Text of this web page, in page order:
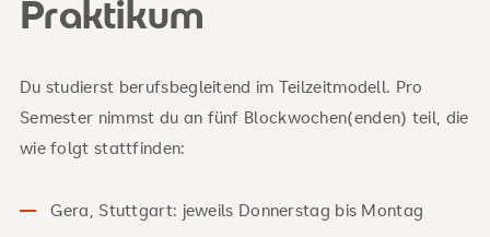
Praktikum
Du studierst berufsbegleitend im Teilzeitmodell. Pro
Semester nimmst du an fünf Blockwochen(enden) teil, die
wie folgt stattfinden:
Gera, Stuttgart: jeweils Donnerstag bis Montag